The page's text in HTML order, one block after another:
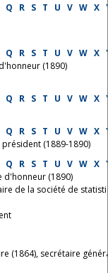
Q R S T U V W X
Q R S T U V W X
(1890)
Q R S T U V W X
Q R S T U V W X
(1889-1890)
Q R S T U V W X
d'honneur (1890)
de la société de
(1864), secrétaire